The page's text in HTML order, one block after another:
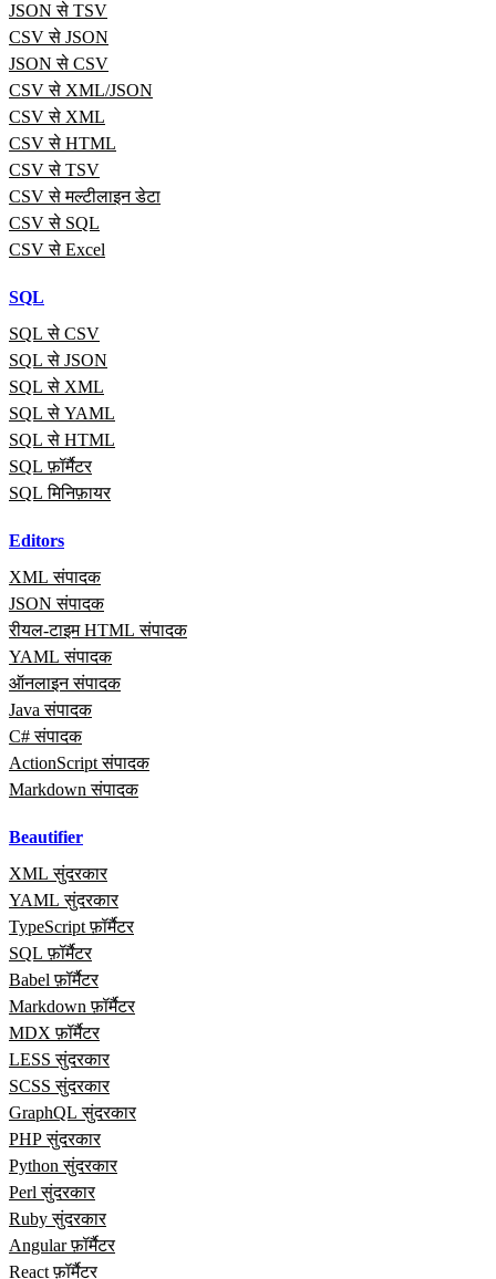
JSON से TSV
CSV से JSON
JSON से CSV
CSV से XML/JSON
CSV से XML
CSV से HTML
CSV से TSV
CSV से मल्टीलाइन डेटा
CSV से SQL
CSV से Excel
SQL
SQL से CSV
SQL से JSON
SQL से XML
SQL से YAML
SQL से HTML
SQL फ़ॉर्मैटर
SQL मिनिफ़ायर
Editors
XML संपादक
JSON संपादक
रीयल‑टाइम HTML संपादक
YAML संपादक
ऑनलाइन संपादक
Java संपादक
C# संपादक
ActionScript संपादक
Markdown संपादक
Beautifier
XML सुंदरकार
YAML सुंदरकार
TypeScript फ़ॉर्मैटर
SQL फ़ॉर्मैटर
Babel फ़ॉर्मैटर
Markdown फ़ॉर्मैटर
MDX फ़ॉर्मैटर
LESS सुंदरकार
SCSS सुंदरकार
GraphQL सुंदरकार
PHP सुंदरकार
Python सुंदरकार
Perl सुंदरकार
Ruby सुंदरकार
Angular फ़ॉर्मैटर
React फ़ॉर्मैटर